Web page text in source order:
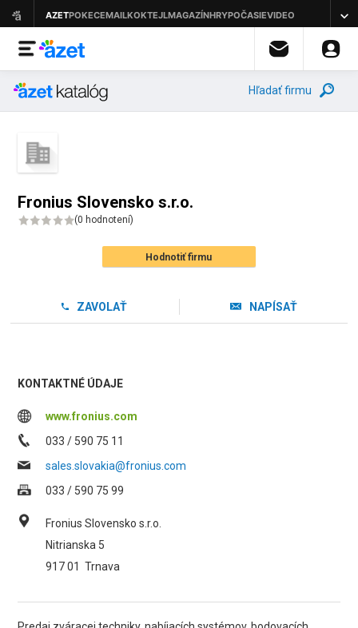
Hľadať firmu
Fronius Slovensko s.r.o.
(0 hodnotení)
Hodnotiť firmu
ZAVOLAŤ NAPÍSAŤ
KONTAKTNÉ ÚDAJE
www.fronius.com
033 / 590 75 11
sales.slovakia@fronius.com
033 / 590 75 99
Fronius Slovensko s.r.o.
Nitrianska 5
917 01 Trnava